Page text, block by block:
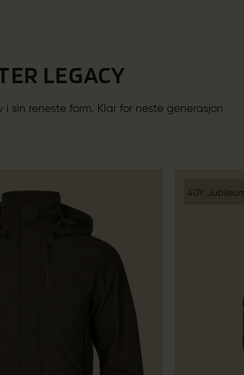
LEGACY
i sin reneste form. Klar for neste generasjon
40Y